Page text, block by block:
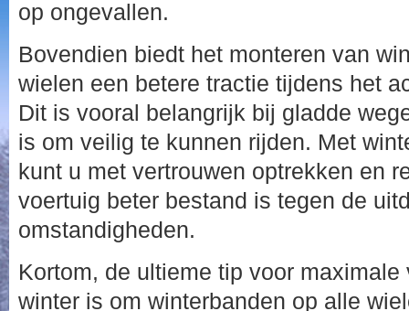
op ongevallen.
Bovendien biedt het monteren van
wielen een betere tractie tijdens het
Dit is vooral belangrijk bij gladde
is om veilig te kunnen rijden. Met
kunt u met vertrouwen optrekken en
voertuig beter bestand is tegen de
omstandigheden.
Kortom, de ultieme tip voor
winter is om winterbanden op alle